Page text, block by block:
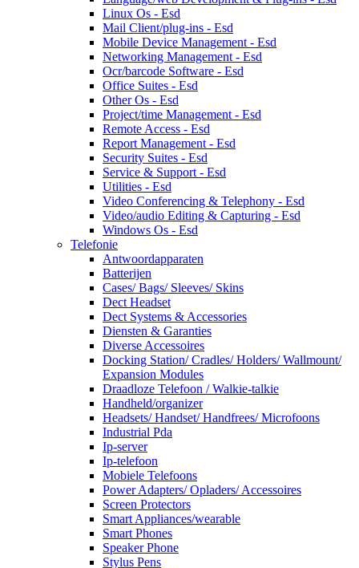
Linux Os - Esd
Mail Client/plug-ins - Esd
Mobile Device Management - Esd
Networking Management - Esd
Ocr/barcode Software - Esd
Office Suites - Esd
Other Os - Esd
Project/time Management - Esd
Remote Access - Esd
Report Management - Esd
Security Suites - Esd
Service & Support - Esd
Utilities - Esd
Video Conferencing & Telephony - Esd
Video/audio Editing & Capturing - Esd
Windows Os - Esd
Telefonie
Antwoordapparaten
Batterijen
Cases/ Bags/ Sleeves/ Skins
Dect Headset
Dect Systems & Accessories
Diensten & Garanties
Diverse Accessoires
Docking Station/ Cradles/ Holders/ Wallmount/
Expansion Modules
Draadloze Telefoon / Walkie-talkie
Handheld/organizer
Headsets/ Handset/ Handfrees/ Microfoons
Industrial Pda
Ip-server
Ip-telefoon
Mobiele Telefoons
Power Adapters/ Opladers/ Accessoires
Screen Protectors
Smart Appliances/wearable
Smart Phones
Speaker Phone
Stylus Pens